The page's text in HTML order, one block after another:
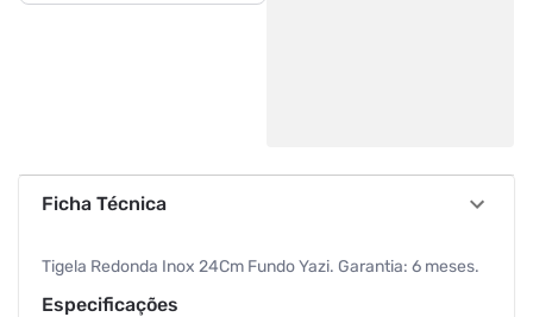
Ficha Técnica
Tigela Redonda Inox 24Cm Fundo Yazi. Garantia: 6 meses.
Especificações